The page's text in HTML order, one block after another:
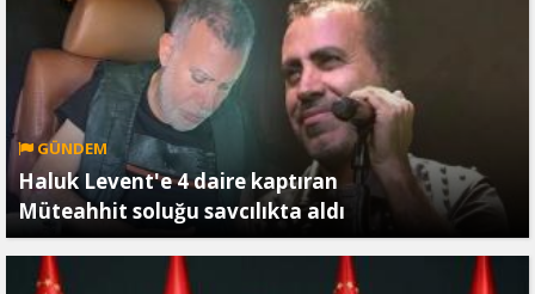
GÜNDEM
Haluk Levent'e 4 daire kaptıran
Müteahhit soluğu savcılıkta aldı